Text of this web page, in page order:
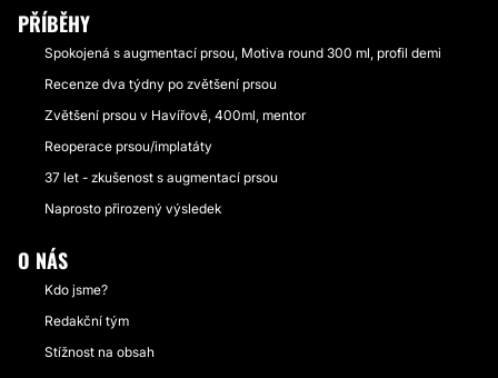
PŘÍBĚHY
Spokojená s augmentací prsou, Motiva round 300 ml, profil demi
Recenze dva týdny po zvětšení prsou
Zvětšení prsou v Havířově, 400ml, mentor
Reoperace prsou/implatáty
37 let - zkušenost s augmentací prsou
Naprosto přirozený výsledek
O NÁS
Kdo jsme?
Redakční tým
Stížnost na obsah